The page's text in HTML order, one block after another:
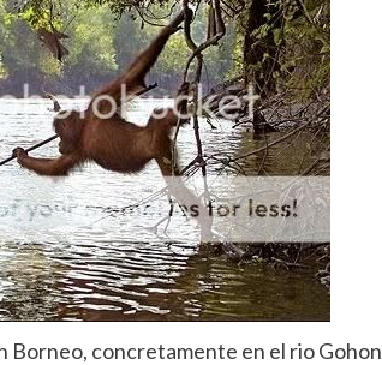
Borneo, concretamente en el rio